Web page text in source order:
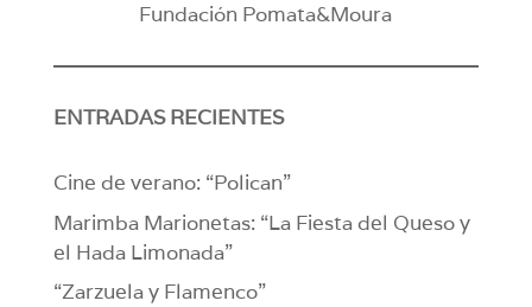
Fundación Pomata&Moura
ENTRADAS RECIENTES
Cine de verano: “Polican”
Marimba Marionetas: “La Fiesta del Queso y
el Hada Limonada”
“Zarzuela y Flamenco”